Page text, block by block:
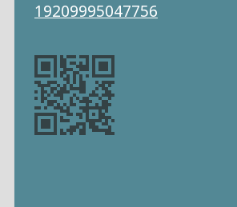
19209995047756